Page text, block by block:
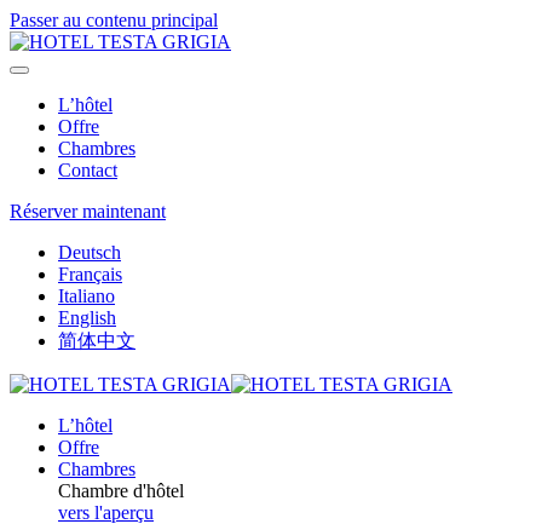
Passer au contenu principal
L’hôtel
Offre
Chambres
Contact
Réserver maintenant
Deutsch
Français
Italiano
English
简体中文
L’hôtel
Offre
Chambres
Chambre d'hôtel
vers l'aperçu